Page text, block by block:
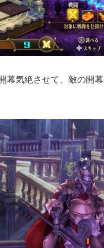
幕気絶させて、敵の開